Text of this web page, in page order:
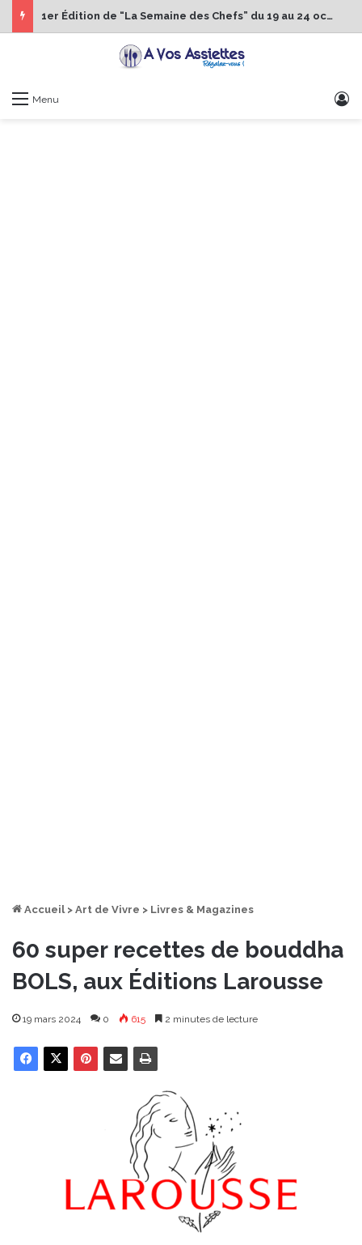
1er Édition de “La Semaine des Chefs” du 19 au 24 octobre 2026
Menu
Accueil > Art de Vivre > Livres & Magazines
60 super recettes de bouddha
BOLS, aux Éditions Larousse
19 mars 2024 0 615 2 minutes de lecture